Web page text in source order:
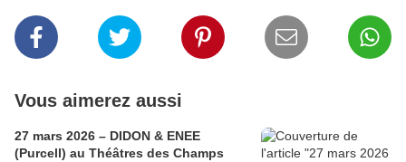
Vous aimerez aussi
27 mars 2026 – DIDON & ENEE
(Purcell) au Théâtres des Champs